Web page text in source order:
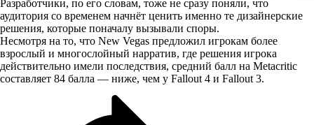
Разработчики, по его словам, тоже не сразу поняли, что
аудитория со временем начнёт ценить именно те дизайнерские
решения, которые поначалу вызывали споры.
Несмотря на то, что New Vegas предложил игрокам более
взрослый и многослойный нарратив, где решения игрока
действительно имели последствия, средний балл на Metacritic
составляет 84 балла — ниже, чем у Fallout 4 и Fallout 3.